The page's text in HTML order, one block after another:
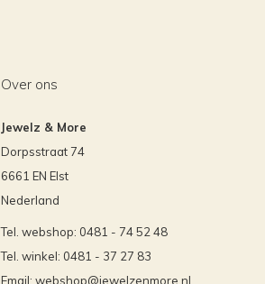
Over ons
Jewelz & More
Dorpsstraat 74
6661 EN Elst
Nederland
Tel. webshop: 0481 - 74 52 48
Tel. winkel: 0481 - 37 27 83
Email: webshop@jewelzenmore.nl